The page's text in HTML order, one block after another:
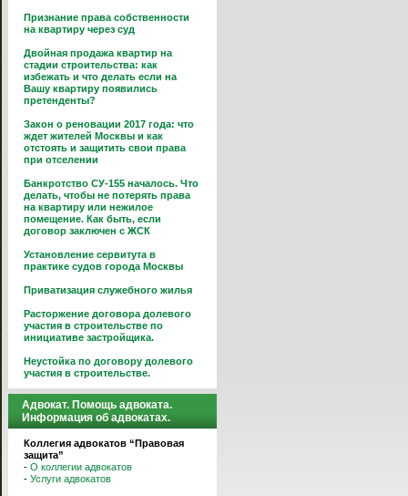
Признание права собственности
на квартиру через суд
Двойная продажа квартир на
стадии строительства: как
избежать и что делать если на
Вашу квартиру появились
претенденты?
Закон о реновации 2017 года: что
ждет жителей Москвы и как
отстоять и защитить свои права
при отселении
Банкротство СУ-155 началось. Что
делать, чтобы не потерять права
на квартиру или нежилое
помещение. Как быть, если
договор заключен с ЖСК
Установление сервитута в
практике судов города Москвы
Приватизация служебного жилья
Расторжение договора долевого
участия в строительстве по
инициативе застройщика.
Неустойка по договору долевого
участия в строительстве.
Адвокат. Помощь адвоката.
Информация об адвокатах.
Коллегия адвокатов “Правовая
защита”
- О коллегии адвокатов
- Услуги адвокатов